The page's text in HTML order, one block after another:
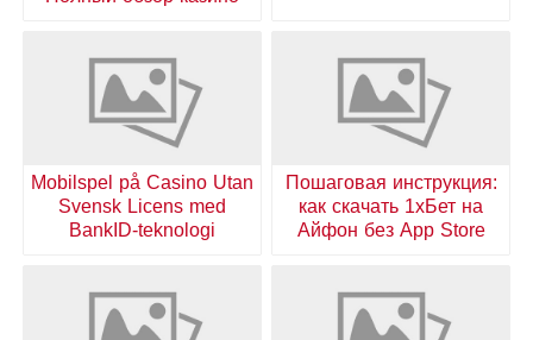
Пошаговая инструкция:
как скачать 1хБет на
Айфон без App Store
Mobilspel på Casino Utan
Svensk Licens med
BankID-teknologi